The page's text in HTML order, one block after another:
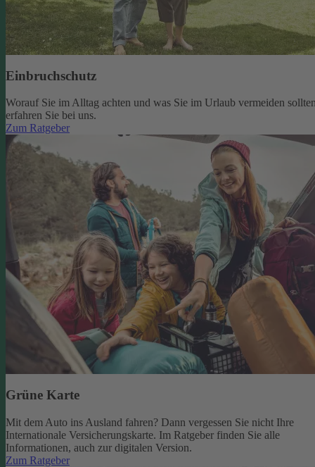
Einbruchschutz
Worauf Sie im Alltag achten und was Sie im Urlaub vermeiden
erfahren Sie bei uns.
Zum Ratgeber
Grüne Karte
Mit dem Auto ins Ausland fahren? Dann vergessen Sie nicht Ihre
Internationale Versicherungskarte. Im Ratgeber finden Sie alle
Informationen, auch zur digitalen Version.
Zum Ratgeber